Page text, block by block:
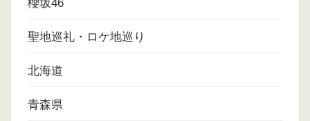
櫻坂46
聖地巡礼・ロケ地巡り
北海道
青森県